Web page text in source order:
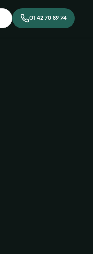
01 42 70 89 74